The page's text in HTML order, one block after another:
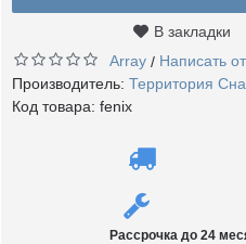
В закладки
Array / Написать
Производитель: Территория Сна
Код товара: fenix
Рассрочка до 24